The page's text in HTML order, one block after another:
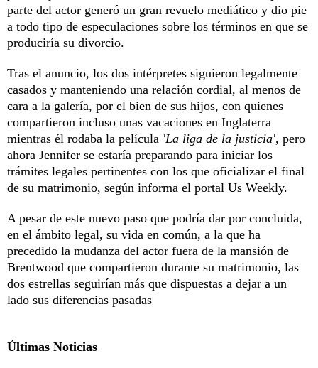
parte del actor generó un gran revuelo mediático y dio pie
a todo tipo de especulaciones sobre los términos en que se
produciría su divorcio.
Tras el anuncio, los dos intérpretes siguieron legalmente
casados y manteniendo una relación cordial, al menos de
cara a la galería, por el bien de sus hijos, con quienes
compartieron incluso unas vacaciones en Inglaterra
mientras él rodaba la película 'La liga de la justicia', pero
ahora Jennifer se estaría preparando para iniciar los
trámites legales pertinentes con los que oficializar el final
de su matrimonio, según informa el portal Us Weekly.
A pesar de este nuevo paso que podría dar por concluida,
en el ámbito legal, su vida en común, a la que ha
precedido la mudanza del actor fuera de la mansión de
Brentwood que compartieron durante su matrimonio, las
dos estrellas seguirían más que dispuestas a dejar a un
lado sus diferencias pasadas
Últimas Noticias